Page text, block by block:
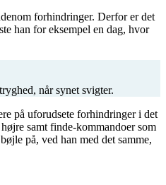
forhindringer. Derfor er det
han for eksempel en dag, hvor
når synet svigter.
på uforudsete forhindringer i det
samt finde-kommandoer som
på, ved han med det samme,